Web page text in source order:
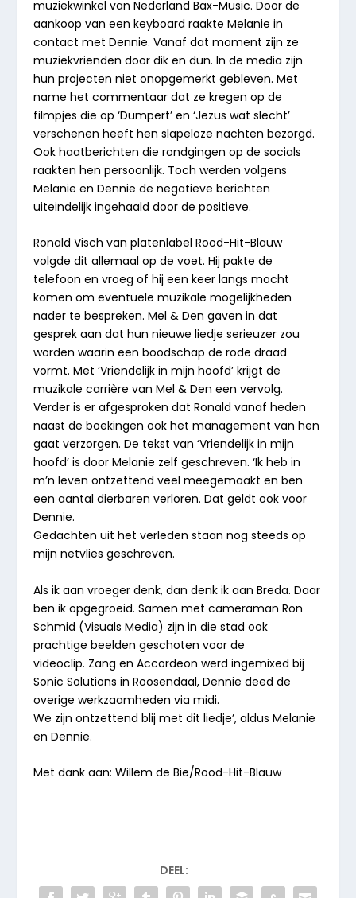
muziekwinkel van Nederland Bax-Music. Door de
aankoop van een keyboard raakte Melanie in
contact met Dennie. Vanaf dat moment zijn ze
muziekvrienden door dik en dun. In de media zijn
hun projecten niet onopgemerkt gebleven. Met
name het commentaar dat ze kregen op de
filmpjes die op ‘Dumpert’ en ‘Jezus wat slecht’
verschenen heeft hen slapeloze nachten bezorgd.
Ook haatberichten die rondgingen op de socials
raakten hen persoonlijk. Toch werden volgens
Melanie en Dennie de negatieve berichten
uiteindelijk ingehaald door de positieve.
Ronald Visch van platenlabel Rood-Hit-Blauw
volgde dit allemaal op de voet. Hij pakte de
telefoon en vroeg of hij een keer langs mocht
komen om eventuele muzikale mogelijkheden
nader te bespreken. Mel & Den gaven in dat
gesprek aan dat hun nieuwe liedje serieuzer zou
worden waarin een boodschap de rode draad
vormt. Met ‘Vriendelijk in mijn hoofd’ krijgt de
muzikale carrière van Mel & Den een vervolg.
Verder is er afgesproken dat Ronald vanaf heden
naast de boekingen ook het management van hen
gaat verzorgen. De tekst van ‘Vriendelijk in mijn
hoofd’ is door Melanie zelf geschreven. ‘Ik heb in
m’n leven ontzettend veel meegemaakt en ben
een aantal dierbaren verloren. Dat geldt ook voor
Dennie.
Gedachten uit het verleden staan nog steeds op
mijn netvlies geschreven.
Als ik aan vroeger denk, dan denk ik aan Breda. Daar
ben ik opgegroeid. Samen met cameraman Ron
Schmid (Visuals Media) zijn in die stad ook
prachtige beelden geschoten voor de
videoclip. Zang en Accordeon werd ingemixed bij
Sonic Solutions in Roosendaal, Dennie deed de
overige werkzaamheden via midi.
We zijn ontzettend blij met dit liedje’, aldus Melanie
en Dennie.
Met dank aan: Willem de Bie/Rood-Hit-Blauw
DEEL: